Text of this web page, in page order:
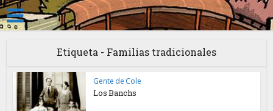
Etiqueta - Familias tradicionales
Gente de Cole
Los Banchs